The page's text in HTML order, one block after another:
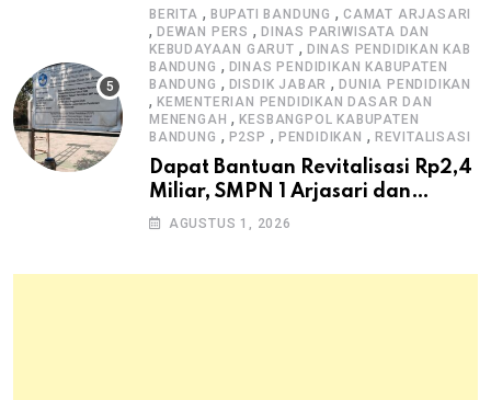
BERITA , BUPATI BANDUNG ,CAMAT ARJASARI
, DEWAN PERS , DINAS PARIWISATA DAN
KEBUDAYAAN GARUT , DINAS PENDIDIKAN KAB
BANDUNG , DINAS PENDIDIKAN KABUPATEN
BANDUNG , DISDIK JABAR ,DUNIA PENDIDIKAN
, KEMENTERIAN PENDIDIKAN DASAR DAN
MENENGAH ,KESBANGPOL KABUPATEN
BANDUNG , P2SP , PENDIDIKAN , REVITALISASI
Dapat Bantuan Revitalisasi Rp2,4
Miliar, SMPN 1 Arjasari dan
Masyarakat Sambut Antusias
AGUSTUS 1, 2026